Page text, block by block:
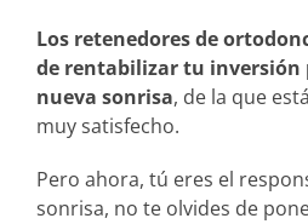
Los retenedores de
de rentabilizar tu inversión
nueva sonrisa, de la que
muy satisfecho.
Pero ahora, tú eres el
sonrisa, no te olvides de